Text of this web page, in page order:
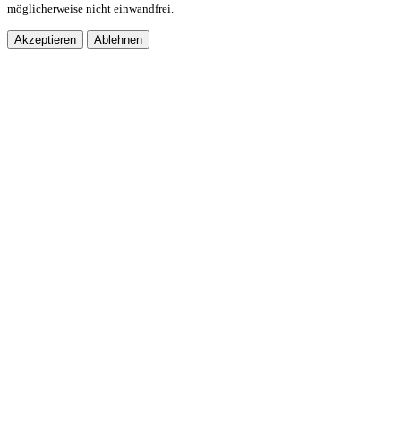
möglicherweise nicht einwandfrei.
Akzeptieren Ablehnen